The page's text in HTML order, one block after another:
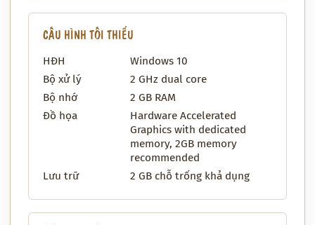
CẤU HÌNH TỐI THIỂU
HĐH
Windows 10
Bộ xử lý
2 GHz dual core
Bộ nhớ
2 GB RAM
Đồ họa
Hardware Accelerated
Graphics with dedicated
memory, 2GB memory
recommended
Lưu trữ
2 GB chỗ trống khả dụng